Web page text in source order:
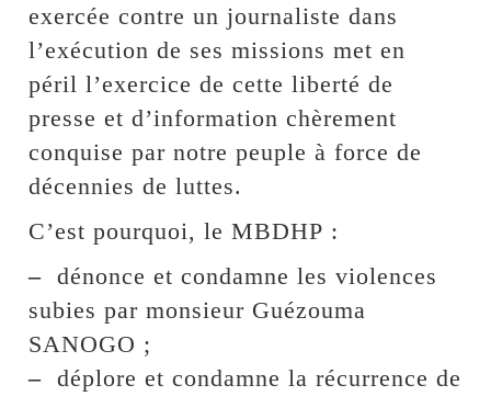
exercée contre un journaliste dans
l’exécution de ses missions met en
péril l’exercice de cette liberté de
presse et d’information chèrement
conquise par notre peuple à force de
décennies de luttes.
C’est pourquoi, le MBDHP :
– dénonce et condamne les violences
subies par monsieur Guézouma
SANOGO ;
– déplore et condamne la récurrence de